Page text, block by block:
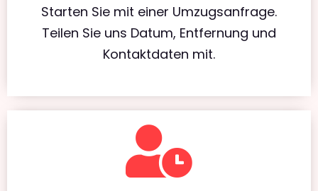
Starten Sie mit einer Umzugsanfrage.
Teilen Sie uns Datum, Entfernung und
Kontaktdaten mit.